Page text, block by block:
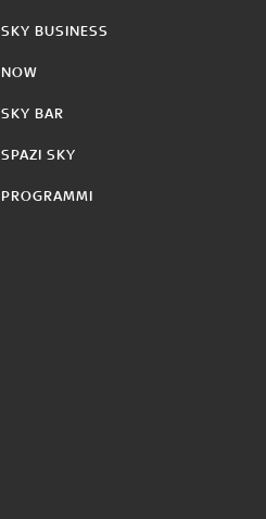
SKY BUSINESS
NOW
SKY BAR
SPAZI SKY
PROGRAMMI